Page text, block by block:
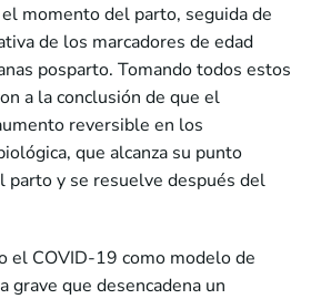
momento del parto, seguida de
de los marcadores de edad
posparto. Tomando todos estos
a la conclusión de que el
reversible en los
que alcanza su punto
parto y se resuelve después del
el COVID-19 como modelo de
grave que desencadena un